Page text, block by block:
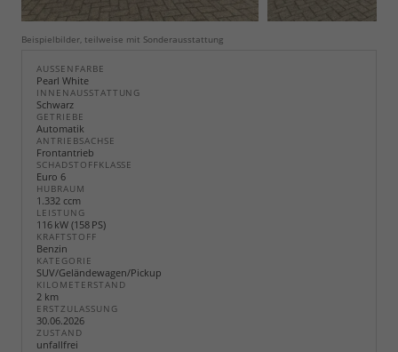
Beispielbilder, teilweise mit Sonderausstattung
AUSSENFARBE
Pearl White
INNENAUSSTATTUNG
Schwarz
GETRIEBE
Automatik
ANTRIEBSACHSE
Frontantrieb
SCHADSTOFFKLASSE
Euro 6
HUBRAUM
1.332 ccm
LEISTUNG
116 kW (158 PS)
KRAFTSTOFF
Benzin
KATEGORIE
SUV/Geländewagen/Pickup
KILOMETERSTAND
2 km
ERSTZULASSUNG
30.06.2026
ZUSTAND
unfallfrei